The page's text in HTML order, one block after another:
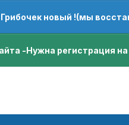
новый !(мы
-Нужна регистрация